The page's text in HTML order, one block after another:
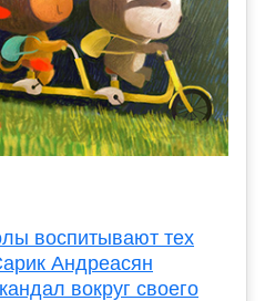
воспитывают тех
Андреасян
вокруг своего